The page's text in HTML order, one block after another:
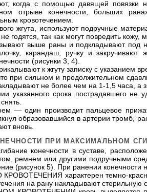
когда с помощью давящей повязки
отрыве конечности, больших
кровотечением.
жгута, используют подручные
годятся, так как могут повредить
выше раны и подкладывают под
карандаш, ручку и закручивают
(рисунки 3, 4).
к жгуту записку с указанием
при сильном и продолжительном
не более чем на 1-1,5 часа,
указанного срока пострадавшего не
— один производит пальцевое
образовавшийся в артерии тромб,
вновь.
ПРИ МАКСИМАЛЬНОМ
конечности в суставе,
ремнем или другими подручными
(рисунок 5). При ранении
характерен темно-
на рану накладывают стерильную